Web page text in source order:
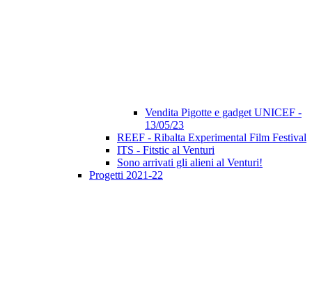
Vendita Pigotte e gadget UNICEF -
13/05/23
REEF - Ribalta Experimental Film Festival
ITS - Fitstic al Venturi
Sono arrivati gli alieni al Venturi!
Progetti 2021-22